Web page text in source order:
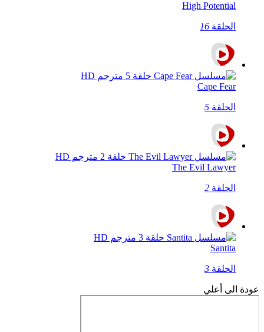
High Potential
الحلقة 16
Cape Fear
الحلقة 5
The Evil Lawyer
الحلقة 2
Santita
الحلقة 3
عودة الى أعلي